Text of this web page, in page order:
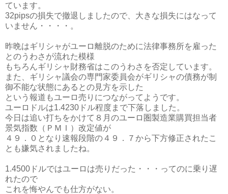
ています。
32pipsの損失で撤退しましたので、大きな損失にはなって
いません・・・・。
昨晩はギリシャがユーロ離脱のために法律事務所を雇った
とのうわさが流れた模様
もちろんギリシャ財務省はこのうわさを否定しています。
また、ギリシャ議会の専門家委員会がギリシャの債務が制
御不能な状態にあるとの見方を示した
という報道もユーロ売りにつながってようです。
ユーロドルは1.4230ドル程度まで下落しました。
今日は追い打ちをかけて８月のユーロ圏製造業購買担当者
景気指数（ＰＭＩ）改定値が
４９．０となり速報段階の４９．７から下方修正されたこ
とも嫌気されましたね。
1.4500ドルではユーロは売りだった・・・ってのに乗り遅
れたので
これを悔やんでも仕方がない。